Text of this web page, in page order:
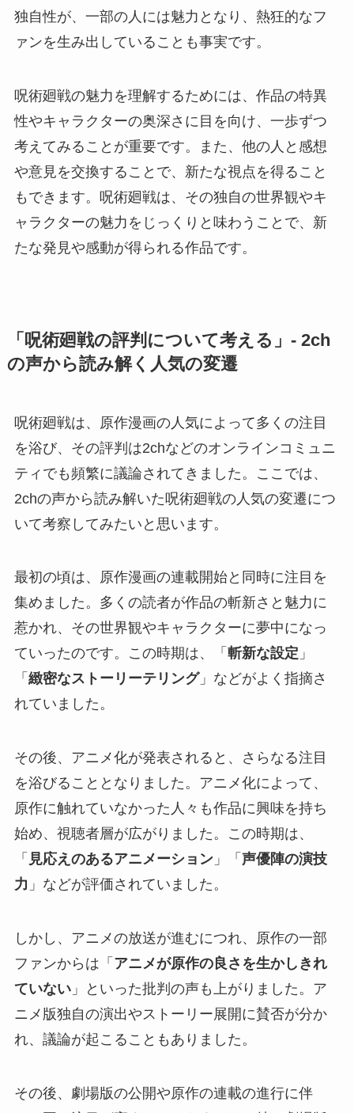
独自性が、一部の人には魅力となり、熱狂的なフ
ァンを生み出していることも事実です。
呪術廻戦の魅力を理解するためには、作品の特異
性やキャラクターの奥深さに目を向け、一歩ずつ
考えてみることが重要です。また、他の人と感想
や意見を交換することで、新たな視点を得ること
もできます。呪術廻戦は、その独自の世界観やキ
ャラクターの魅力をじっくりと味わうことで、新
たな発見や感動が得られる作品です。
「呪術廻戦の評判について考える」- 2ch
の声から読み解く人気の変遷
呪術廻戦は、原作漫画の人気によって多くの注目
を浴び、その評判は2chなどのオンラインコミュニ
ティでも頻繁に議論されてきました。ここでは、
2chの声から読み解いた呪術廻戦の人気の変遷につ
いて考察してみたいと思います。
最初の頃は、原作漫画の連載開始と同時に注目を
集めました。多くの読者が作品の斬新さと魅力に
惹かれ、その世界観やキャラクターに夢中になっ
ていったのです。この時期は、「 斬新な設定 」
「 緻密なストーリーテリング」などがよく指摘さ
れていました。
その後、アニメ化が発表されると、さらなる注目
を浴びることとなりました。アニメ化によって、
原作に触れていなかった人々も作品に興味を持ち
始め、視聴者層が広がりました。この時期は、
「 見応えのあるアニメーション」「 声優陣の演技
力 」などが評価されていました。
しかし、アニメの放送が進むにつれ、原作の一部
ファンからは「 アニメが原作の良さを生かしきれ
ていない」といった批判の声も上がりました。ア
ニメ版独自の演出やストーリー展開に賛否が分か
れ、議論が起こることもありました。
その後、劇場版の公開や原作の連載の進行に伴